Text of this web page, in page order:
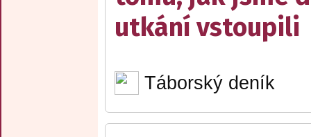
utkání vstoupili
Táborský deník